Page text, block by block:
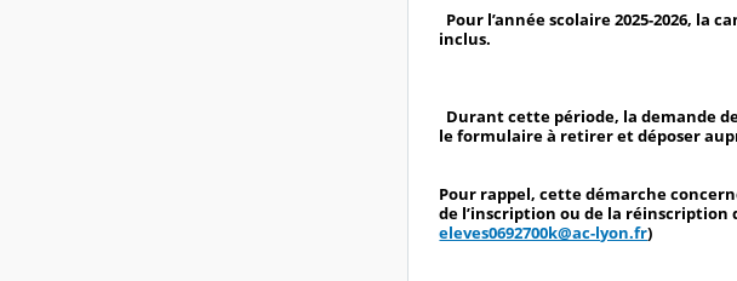
Pour l’année scolaire 2025-2026, la
inclus.
Durant cette période, la demande
le formulaireà retirer et déposer
Pour rappel,cette démarche
de l’inscription ou de la
eleves0692700k@ac-lyon.fr)